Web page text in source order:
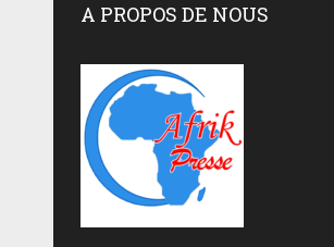
A PROPOS DE NOUS